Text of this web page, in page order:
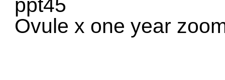
ppt45
Ovule x one year